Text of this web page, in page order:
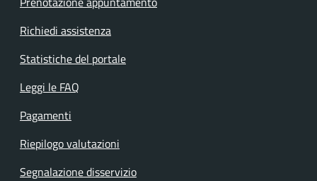
Richiedi assistenza
Statistiche del portale
Leggi le FAQ
Pagamenti
Riepilogo valutazioni
Segnalazione disservizio